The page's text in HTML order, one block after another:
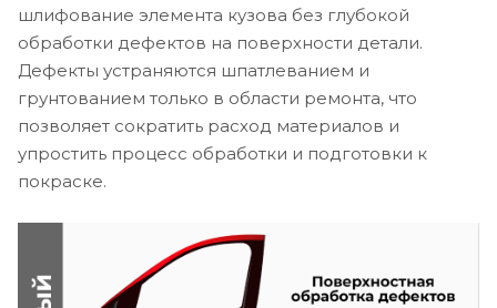
шлифование элемента кузова без глубокой
обработки дефектов на поверхности детали.
Дефекты устраняются шпатлеванием и
грунтованием только в области ремонта, что
позволяет сократить расход материалов и
упростить процесс обработки и подготовки к
покраске.